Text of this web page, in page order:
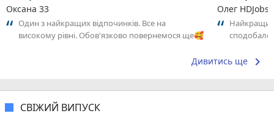
Оксана 33
Один з найкращих відпочинків. Все на
високому рівні. Обов'язково повернемося ще🥰
Олег HDJobs
Найкращий
Дивитись ще keyboard_arrow_right
СВІЖИЙ ВИПУСК